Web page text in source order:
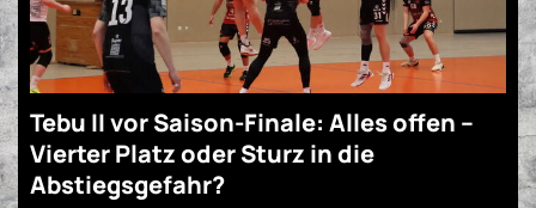
Tebu II vor Saison-Finale: Alles offen –
Vierter Platz oder Sturz in die
Abstiegsgefahr?